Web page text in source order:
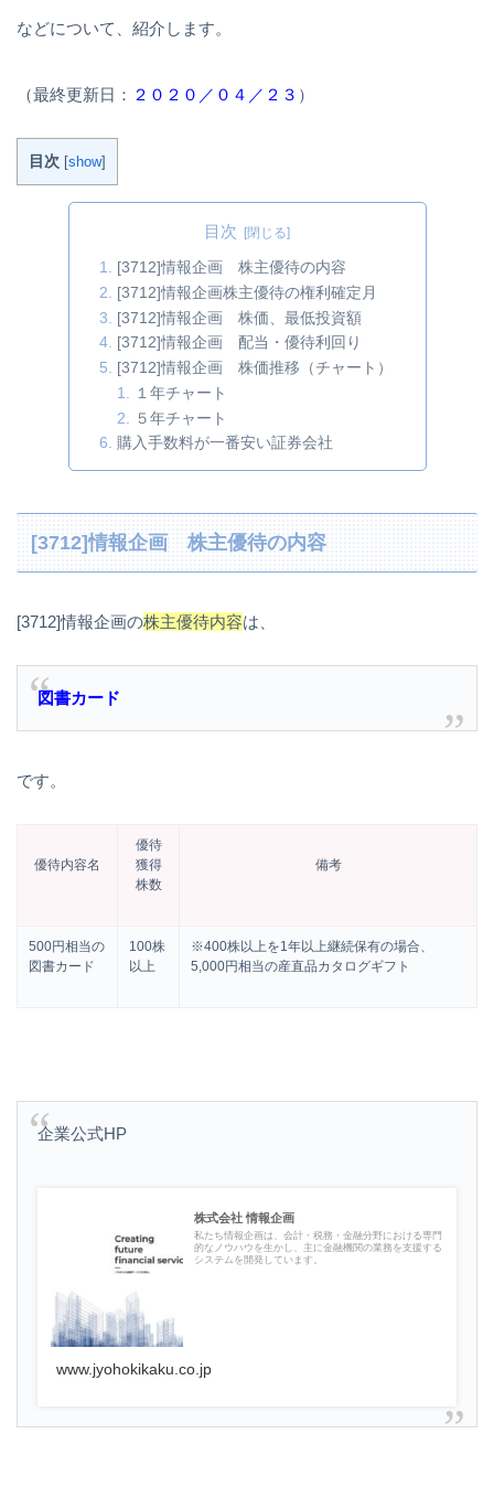
などについて、紹介します。
（最終更新日： ２０２０／０４／２３ ）
目次 [show]
目次
[3712]情報企画 株主優待の内容
[3712]情報企画株主優待の権利確定月
[3712]情報企画 株価、最低投資額
[3712]情報企画 配当・優待利回り
[3712]情報企画 株価推移（チャート）
１年チャート
５年チャート
購入手数料が一番安い証券会社
[3712]情報企画 株主優待の内容
[3712]情報企画の株主優待内容は、
図書カード
です。
優待内容名
優待
獲得
株数
備考
500円相当の
図書カード
100株
以上
※400株以上を1年以上継続保有の場合、
5,000円相当の産直品カタログギフト
企業公式HP
株式会社 情報企画
私たち情報企画は、会計・税務・金融分野における専門
的なノウハウを生かし、主に金融機関の業務を支援する
システムを開発しています。
www.jyohokikaku.co.jp